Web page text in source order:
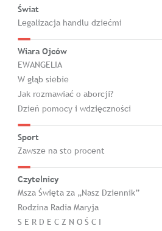
Świat
Legalizacja handlu dziećmi
Wiara Ojców
EWANGELIA
W głąb siebie
Jak rozmawiać o aborcji?
Dzień pomocy i wdzięczności
Sport
Zawsze na sto procent
Czytelnicy
Msza Święta za „Nasz Dziennik”
Rodzina Radia Maryja
S E R D E C Z N O Ś C I